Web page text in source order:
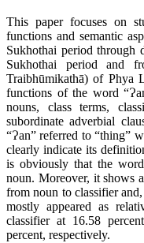
This paper focuses on
functions and semantic
Sukhothai period through
Sukhothai period and
Traibhūmikathā) of Phya
functions of the word
nouns, class terms,
subordinate adverbial
“Ɂan” referred to “thing”
clearly indicate its
is obviously that the
noun. Moreover, it shows
from noun to classifier
mostly appeared as
classifier at 16.58
percent, respectively.